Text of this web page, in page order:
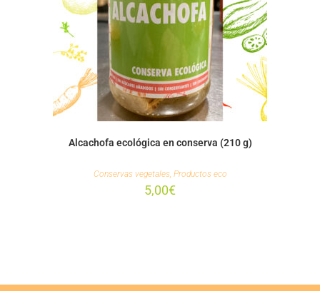
Alcachofa ecológica en conserva (210 g)
Conservas vegetales, Productos eco
5,00€